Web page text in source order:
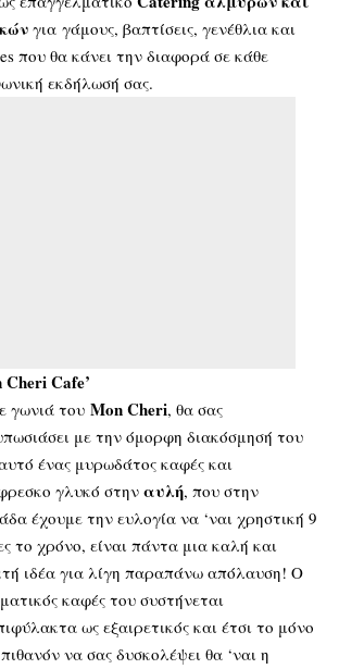
για γάμους, βαπτίσεις, γενέθλια και
που θα κάνει την διαφορά σε κάθε
εκδήλωσή σας.
Cheri Cafe’
γωνιά του Mon Cheri, θα σας
με την όμορφη διακόσμησή του
ένας μυρωδάτος καφές και
γλυκό στην αυλή, που στην
έχουμε την ευλογία να ‘ναι χρηστική 9
το χρόνο, είναι πάντα μια καλή και
ιδέα για λίγη παραπάνω απόλαυση! Ο
καφές του συστήνεται
ως εξαιρετικός και έτσι το μόνο
να σας δυσκολέψει θα ‘ναι η